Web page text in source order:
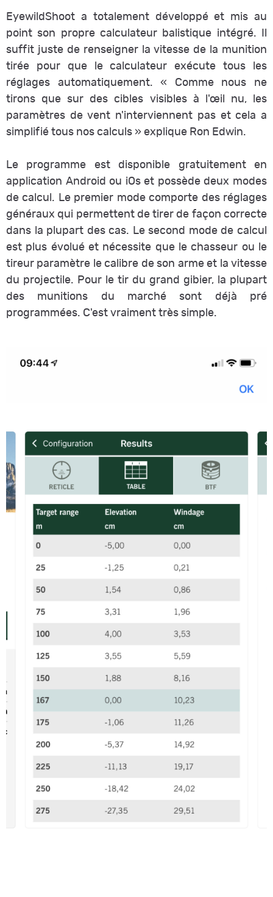
EyewildShoot a totalement développé et mis au
point son propre calculateur balistique intégré. Il
suffit juste de renseigner la vitesse de la munition
tirée pour que le calculateur exécute tous les
réglages automatiquement. « Comme nous ne
tirons que sur des cibles visibles à l'œil nu, les
paramètres de vent n'interviennent pas et cela a
simplifié tous nos calculs » explique Ron Edwin.
Le programme est disponible gratuitement en
application Android ou iOs et possède deux modes
de calcul. Le premier mode comporte des réglages
généraux qui permettent de tirer de façon correcte
dans la plupart des cas. Le second mode de calcul
est plus évolué et nécessite que le chasseur ou le
tireur paramètre le calibre de son arme et la vitesse
du projectile. Pour le tir du grand gibier, la plupart
des munitions du marché sont déjà pré
programmées. C'est vraiment très simple.